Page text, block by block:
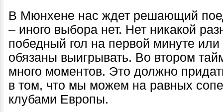
В Мюнхене нас ждет решающий
– иного выбора нет. Нет никакой
победный гол на первой минуте
обязаны выигрывать. Во втором
много моментов. Это должно
в том, что мы можем на равных
клубами Европы.